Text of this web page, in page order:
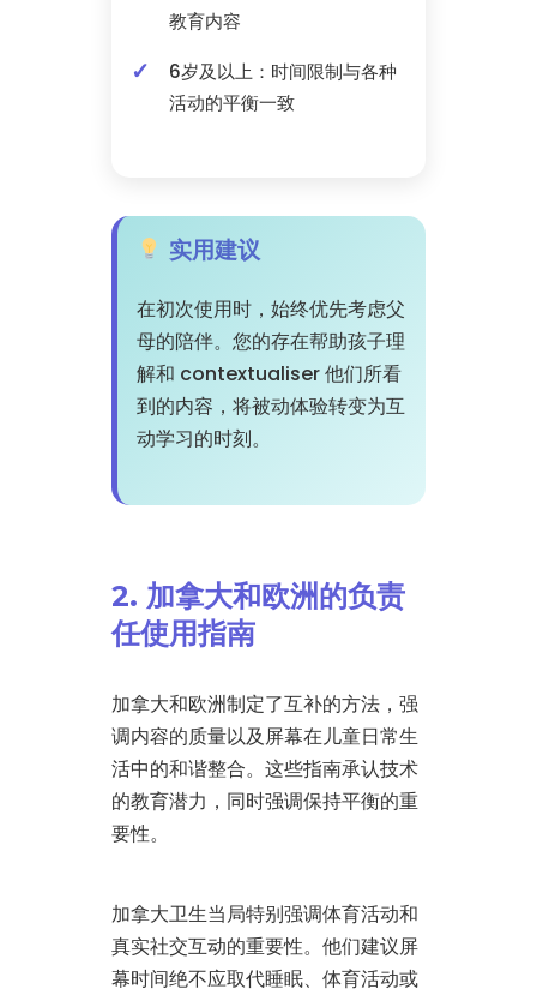
教育内容
6岁及以上：时间限制与各种
活动的平衡一致
实用建议
在初次使用时，始终优先考虑父
母的陪伴。您的存在帮助孩子理
解和 contextualiser 他们所看
到的内容，将被动体验转变为互
动学习的时刻。
2. 加拿大和欧洲的负责
任使用指南
加拿大和欧洲制定了互补的方法，强
调内容的质量以及屏幕在儿童日常生
活中的和谐整合。这些指南承认技术
的教育潜力，同时强调保持平衡的重
要性。
加拿大卫生当局特别强调体育活动和
真实社交互动的重要性。他们建议屏
幕时间绝不应取代睡眠、体育活动或